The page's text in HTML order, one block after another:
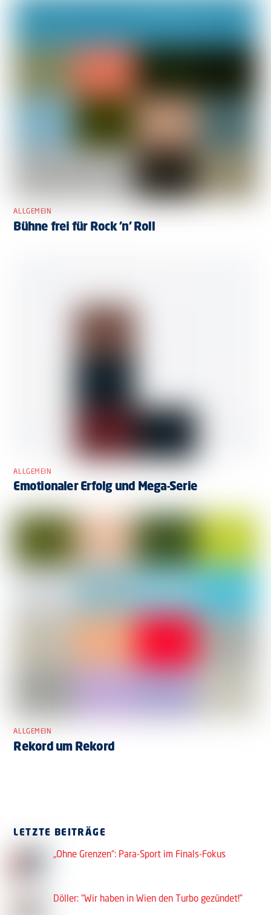
ALLGEMEIN
Bühne frei für Rock ’n’ Roll
ALLGEMEIN
Emotionaler Erfolg und Mega-Serie
ALLGEMEIN
Rekord um Rekord
LETZTE BEITRÄGE
„Ohne Grenzen“: Para-Sport im Finals-Fokus
Döller: “Wir haben in Wien den Turbo gezündet!”